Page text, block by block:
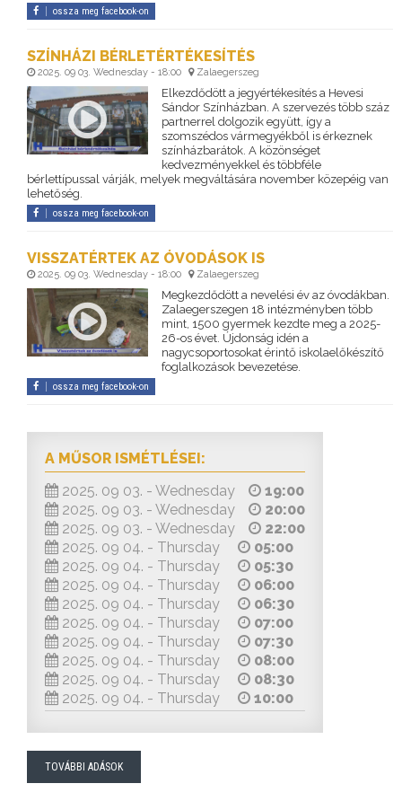
ossza meg facebook-on
SZÍNHÁZI BÉRLETÉRTÉKESÍTÉS
2025. 09 03. Wednesday - 18:00 Zalaegerszeg
Elkezdődött a jegyértékesítés a Hevesi
Sándor Színházban. A szervezés több száz
partnerrel dolgozik együtt, így a
szomszédos vármegyékből is érkeznek
színházbarátok. A közönséget
kedvezményekkel és többféle
bérlettípussal várják, melyek megváltására november közepéig van
lehetőség.
ossza meg facebook-on
VISSZATÉRTEK AZ ÓVODÁSOK IS
2025. 09 03. Wednesday - 18:00 Zalaegerszeg
Megkezdődött a nevelési év az óvodákban.
Zalaegerszegen 18 intézményben több
mint, 1500 gyermek kezdte meg a 2025-
26-os évet. Újdonság idén a
nagycsoportosokat érintő iskolaelőkészítő
foglalkozások bevezetése.
ossza meg facebook-on
A MŰSOR ISMÉTLÉSEI:
2025. 09 03. - Wednesday
19:00
2025. 09 03. - Wednesday
20:00
2025. 09 03. - Wednesday
22:00
2025. 09 04. - Thursday
05:00
2025. 09 04. - Thursday
05:30
2025. 09 04. - Thursday
06:00
2025. 09 04. - Thursday
06:30
2025. 09 04. - Thursday
07:00
2025. 09 04. - Thursday
07:30
2025. 09 04. - Thursday
08:00
2025. 09 04. - Thursday
08:30
2025. 09 04. - Thursday
10:00
TOVÁBBI ADÁSOK